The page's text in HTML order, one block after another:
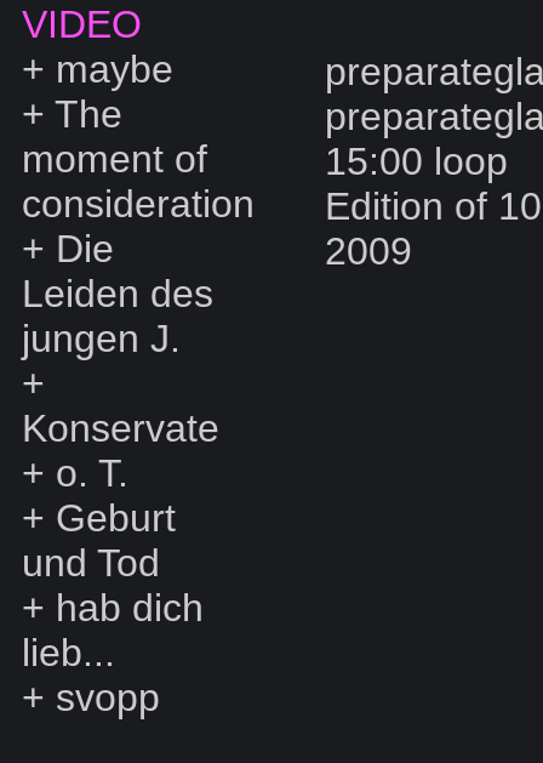
VIDEO
+ maybe
+ The
moment of
consideration
+ Die
Leiden des
jungen J.
+
Konservate
+ o. T.
+ Geburt
und Tod
+ hab dich
lieb...
+ svopp
15:00 loop
Edition of 10
2009